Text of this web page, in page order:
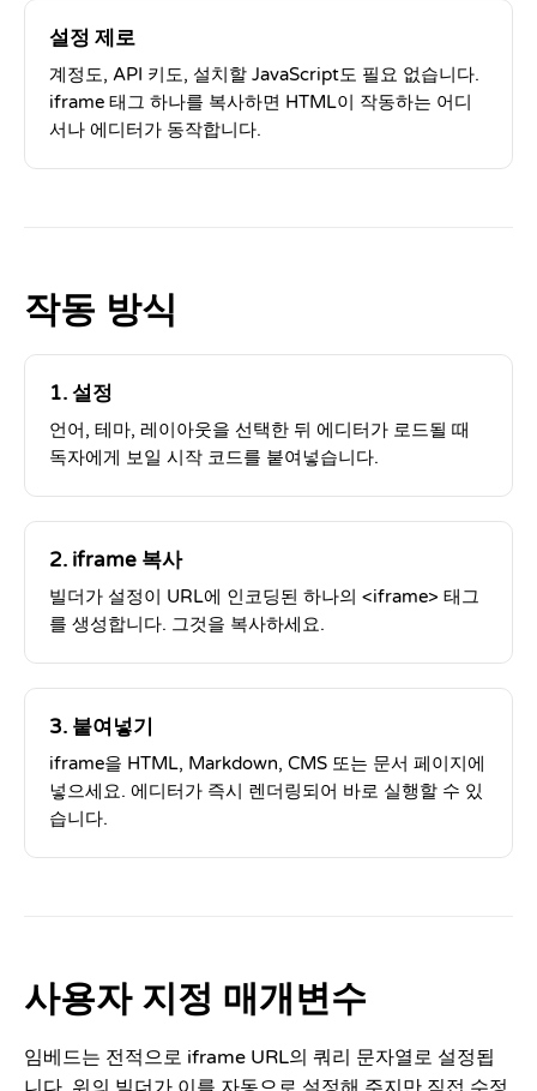
설정 제로
계정도, API 키도, 설치할 JavaScript도 필요 없습니다.
iframe 태그 하나를 복사하면 HTML이 작동하는 어디
서나 에디터가 동작합니다.
작동 방식
1. 설정
언어, 테마, 레이아웃을 선택한 뒤 에디터가 로드될 때
독자에게 보일 시작 코드를 붙여넣습니다.
2. iframe 복사
빌더가 설정이 URL에 인코딩된 하나의 <iframe> 태그
를 생성합니다. 그것을 복사하세요.
3. 붙여넣기
iframe을 HTML, Markdown, CMS 또는 문서 페이지에
넣으세요. 에디터가 즉시 렌더링되어 바로 실행할 수 있
습니다.
사용자 지정 매개변수
임베드는 전적으로 iframe URL의 쿼리 문자열로 설정됩